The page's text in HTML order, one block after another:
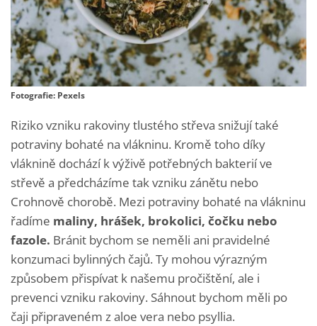
Fotografie: Pexels
Riziko vzniku rakoviny tlustého střeva snižují také
potraviny bohaté na vlákninu. Kromě toho díky
vláknině dochází k výživě potřebných bakterií ve
střevě a předcházíme tak vzniku zánětu nebo
Crohnově chorobě. Mezi potraviny bohaté na vlákninu
řadíme maliny, hrášek, brokolici, čočku nebo
fazole. Bránit bychom se neměli ani pravidelné
konzumaci bylinných čajů. Ty mohou výrazným
způsobem přispívat k našemu pročištění, ale i
prevenci vzniku rakoviny. Sáhnout bychom měli po
čaji připraveném z aloe vera nebo psyllia.